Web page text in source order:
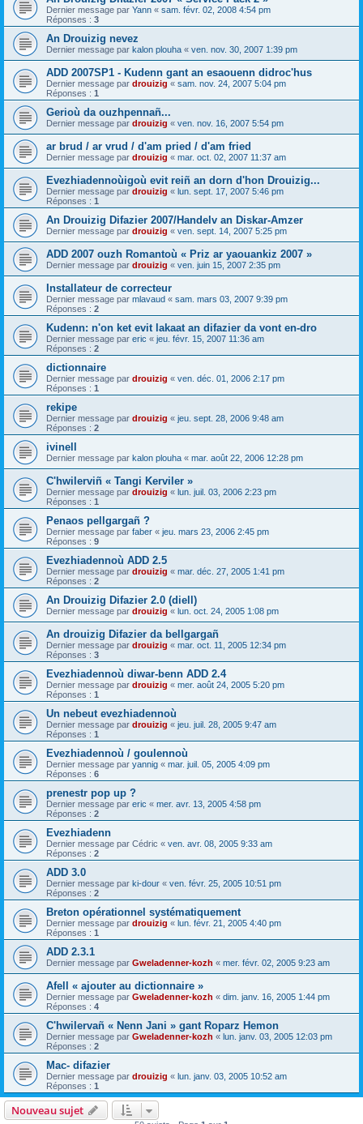
Dernier message par Yann « sam. févr. 02, 2008 4:54 pm
Réponses : 3
An Drouizig nevez
Dernier message par kalon plouha « ven. nov. 30, 2007 1:39 pm
ADD 2007SP1 - Kudenn gant an esaouenn didroc'hus
Dernier message par drouizig « sam. nov. 24, 2007 5:04 pm
Réponses : 1
Gerioù da ouzhpennañ...
Dernier message par drouizig « ven. nov. 16, 2007 5:54 pm
ar brud / ar vrud / d'am pried / d'am fried
Dernier message par drouizig « mar. oct. 02, 2007 11:37 am
Evezhiadennoùigoù evit reiñ an dorn d'hon Drouizig...
Dernier message par drouizig « lun. sept. 17, 2007 5:46 pm
Réponses : 1
An Drouizig Difazier 2007/Handelv an Diskar-Amzer
Dernier message par drouizig « ven. sept. 14, 2007 5:25 pm
ADD 2007 ouzh Romantoù « Priz ar yaouankiz 2007 »
Dernier message par drouizig « ven. juin 15, 2007 2:35 pm
Installateur de correcteur
Dernier message par mlavaud « sam. mars 03, 2007 9:39 pm
Réponses : 2
Kudenn: n'on ket evit lakaat an difazier da vont en-dro
Dernier message par eric « jeu. févr. 15, 2007 11:36 am
Réponses : 2
dictionnaire
Dernier message par drouizig « ven. déc. 01, 2006 2:17 pm
Réponses : 1
rekipe
Dernier message par drouizig « jeu. sept. 28, 2006 9:48 am
Réponses : 2
ivinell
Dernier message par kalon plouha « mar. août 22, 2006 12:28 pm
C'hwilerviñ « Tangi Kerviler »
Dernier message par drouizig « lun. juil. 03, 2006 2:23 pm
Réponses : 1
Penaos pellgargañ ?
Dernier message par faber « jeu. mars 23, 2006 2:45 pm
Réponses : 9
Evezhiadennoù ADD 2.5
Dernier message par drouizig « mar. déc. 27, 2005 1:41 pm
Réponses : 2
An Drouizig Difazier 2.0 (diell)
Dernier message par drouizig « lun. oct. 24, 2005 1:08 pm
An drouizig Difazier da bellgargañ
Dernier message par drouizig « mar. oct. 11, 2005 12:34 pm
Réponses : 3
Evezhiadennoù diwar-benn ADD 2.4
Dernier message par drouizig « mer. août 24, 2005 5:20 pm
Réponses : 1
Un nebeut evezhiadennoù
Dernier message par drouizig « jeu. juil. 28, 2005 9:47 am
Réponses : 1
Evezhiadennoù / goulennoù
Dernier message par yannig « mar. juil. 05, 2005 4:09 pm
Réponses : 6
prenestr pop up ?
Dernier message par eric « mer. avr. 13, 2005 4:58 pm
Réponses : 2
Evezhiadenn
Dernier message par Cédric « ven. avr. 08, 2005 9:33 am
Réponses : 2
ADD 3.0
Dernier message par ki-dour « ven. févr. 25, 2005 10:51 pm
Réponses : 2
Breton opérationnel systématiquement
Dernier message par drouizig « lun. févr. 21, 2005 4:40 pm
Réponses : 1
ADD 2.3.1
Dernier message par Gweladenner-kozh « mer. févr. 02, 2005 9:23 am
Afell « ajouter au dictionnaire »
Dernier message par Gweladenner-kozh « dim. janv. 16, 2005 1:44 pm
Réponses : 4
C'hwilervañ « Nenn Jani » gant Roparz Hemon
Dernier message par Gweladenner-kozh « lun. janv. 03, 2005 12:03 pm
Réponses : 2
Mac- difazier
Dernier message par drouizig « lun. janv. 03, 2005 10:52 am
Réponses : 1
Nouveau sujet